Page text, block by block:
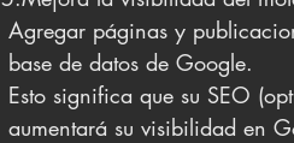
Agregar páginas y
base de datos de Google.
Esto significa que su SEO
aumentará su visibilidad en